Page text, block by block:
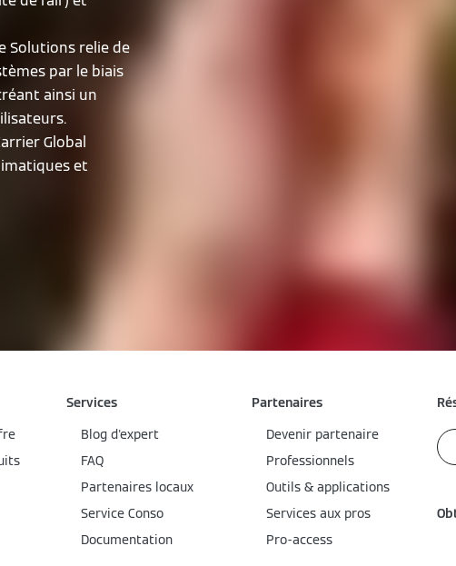
Solutions relie de
par le biais
ainsi un
Global
et
Services
Blog d'expert
FAQ
Partenaires locaux
Service Conso
Documentation
Partenaires
Devenir partenaire
Professionnels
Outils & applications
Services aux pros
Pro-access